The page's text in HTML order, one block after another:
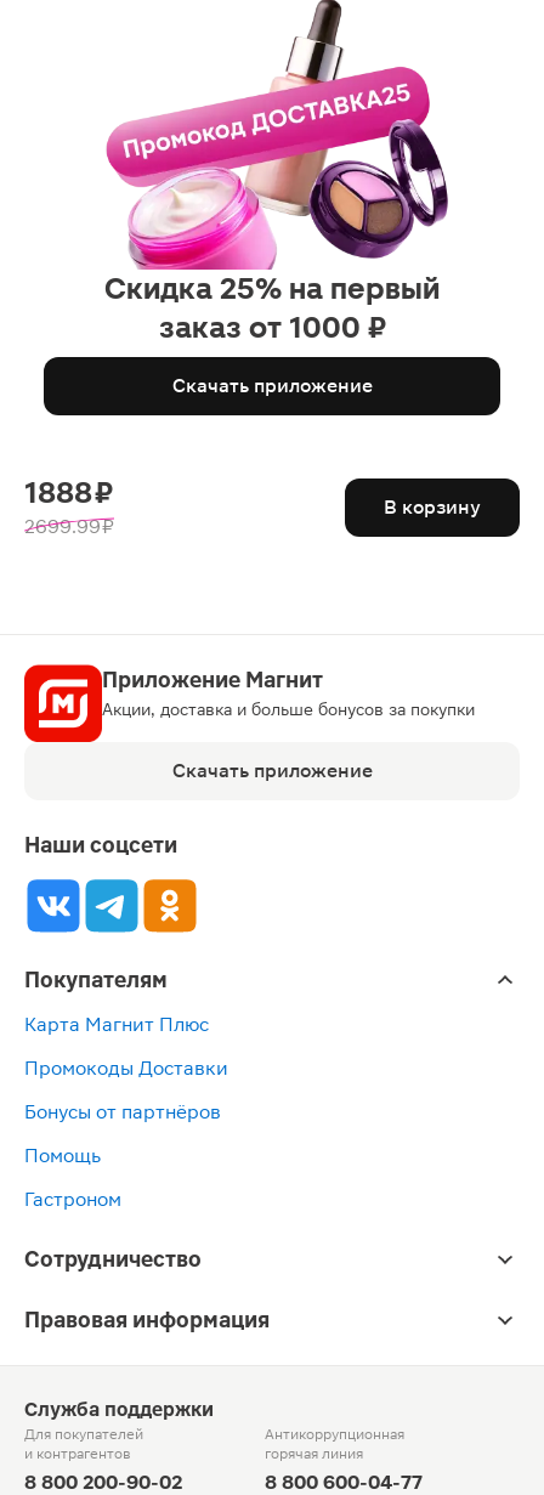
Скидка 25% на первый
заказ от 1000 ₽
Скачать приложение
1888 ₽
2699.99 ₽
В корзину
Приложение Магнит
Акции, доставка и больше бонусов за покупки
Скачать приложение
Наши соцсети
Покупателям
Карта Магнит Плюс
Промокоды Доставки
Бонусы от партнёров
Помощь
Гастроном
Сотрудничество
Правовая информация
Служба поддержки
Для покупателей
и контрагентов
8 800 200-90-02
Антикоррупционная
горячая линия
8 800 600-04-77